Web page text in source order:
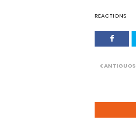
REACTIONS
ANTIGUOS